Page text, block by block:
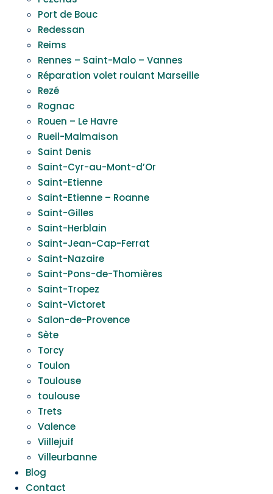
Port de Bouc
Redessan
Reims
Rennes – Saint-Malo – Vannes
Réparation volet roulant Marseille
Rezé
Rognac
Rouen – Le Havre
Rueil-Malmaison
Saint Denis
Saint-Cyr-au-Mont-d’Or
Saint-Etienne
Saint-Etienne – Roanne
Saint-Gilles
Saint-Herblain
Saint-Jean-Cap-Ferrat
Saint-Nazaire
Saint-Pons-de-Thomières
Saint-Tropez
Saint-Victoret
Salon-de-Provence
Sète
Torcy
Toulon
Toulouse
toulouse
Trets
Valence
Viillejuif
Villeurbanne
Blog
Contact